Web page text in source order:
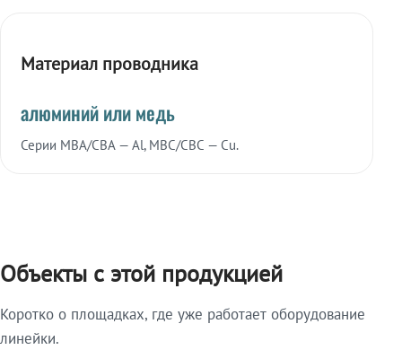
Материал проводника
алюминий или медь
Серии МВА/СВА — Al, МВС/СВС — Cu.
Объекты с этой продукцией
Коротко о площадках, где уже работает оборудование
линейки.